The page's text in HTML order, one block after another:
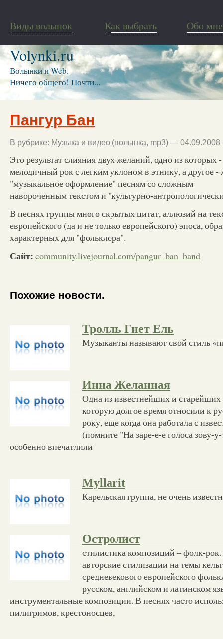
Виды волынок Как выбрать Обо мне
Volynki.ru
Волынки и Web.
Ничего общего! Почти...
Пангур Бан
В рубрике: Музыка и видео (волынка, mp3) — 04.09.2008
Это результат слияния двух желаний, одно из которых
мелодичный рок с легким уклоном в этнику, а другое -
"музыкальное оформление" песням со сложным
навороченным текстом и "культурно-
В песнях группы много скрытых цитат, аллюзий на
европейского (да и не только европейского) эпоса,
характерных для "фольклора".
Сайт: community.livejournal.com/pangur_ban_band
Похожие новости.
Тролль Гнет Ель
Музыканты называют свой стиль
Инна Желанная
Одна из известнейших и старейших
которую долгое время относили к
року, еще когда она работала с
(помните "На заре-е-е голоса зову-
особенно впечатлили
Myllarit
Карельская группа, не очень
Остролист
стилистика композиций – фолк-
авторские стилизации на темы
средневекового европейского
русском, английском и латинском
инструментальные композиции. В песнях часто
пилигримов, крестоносцев,